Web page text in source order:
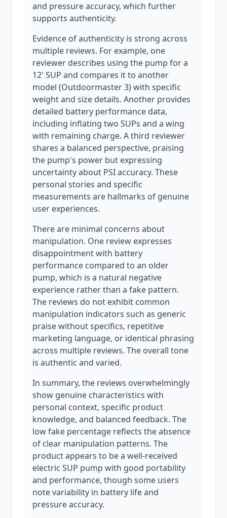
and pressure accuracy, which further
supports authenticity.
Evidence of authenticity is strong across
multiple reviews. For example, one
reviewer describes using the pump for a
12' SUP and compares it to another
model (Outdoormaster 3) with specific
weight and size details. Another provides
detailed battery performance data,
including inflating two SUPs and a wing
with remaining charge. A third reviewer
shares a balanced perspective, praising
the pump's power but expressing
uncertainty about PSI accuracy. These
personal stories and specific
measurements are hallmarks of genuine
user experiences.
There are minimal concerns about
manipulation. One review expresses
disappointment with battery
performance compared to an older
pump, which is a natural negative
experience rather than a fake pattern.
The reviews do not exhibit common
manipulation indicators such as generic
praise without specifics, repetitive
marketing language, or identical phrasing
across multiple reviews. The overall tone
is authentic and varied.
In summary, the reviews overwhelmingly
show genuine characteristics with
personal context, specific product
knowledge, and balanced feedback. The
low fake percentage reflects the absence
of clear manipulation patterns. The
product appears to be a well-received
electric SUP pump with good portability
and performance, though some users
note variability in battery life and
pressure accuracy.